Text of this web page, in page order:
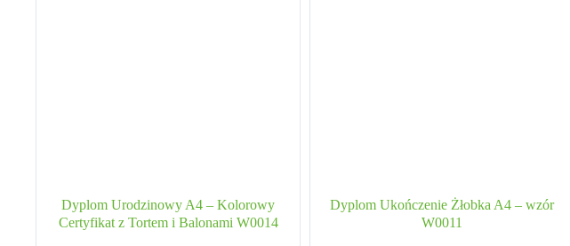
Dyplom Urodzinowy A4 – Kolorowy
Certyfikat z Tortem i Balonami W0014
Dyplom Ukończenie Żłobka A4 – wzór
W0011